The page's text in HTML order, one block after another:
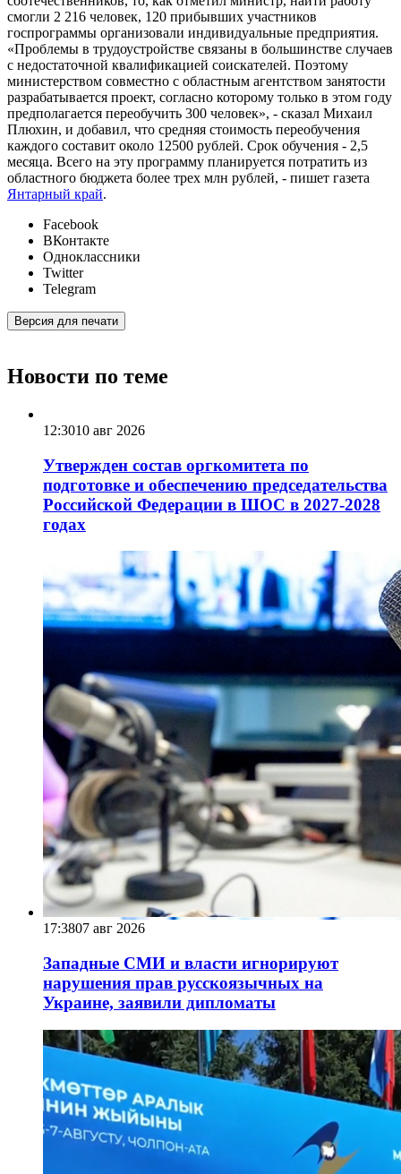
смогли 2 216 человек, 120 прибывших участников
госпрограммы организовали индивидуальные предприятия.
«Проблемы в трудоустройстве связаны в большинстве случаев
с недостаточной квалификацией соискателей. Поэтому
министерством совместно с областным агентством занятости
разрабатывается проект, согласно которому только в этом году
предполагается переобучить 300 человек», - сказал Михаил
Плюхин, и добавил, что средняя стоимость переобучения
каждого составит около 12500 рублей. Срок обучения - 2,5
месяца. Всего на эту программу планируется потратить из
областного бюджета более трех млн рублей, - пишет газета
Янтарный край.
Facebook
ВКонтакте
Одноклассники
Twitter
Telegram
Версия для печати
Новости по теме
12:3010 авг 2026
Утвержден состав оргкомитета по
подготовке и обеспечению председательства
Российской Федерации в ШОС в 2027-2028
годах
17:3807 авг 2026
Западные СМИ и власти игнорируют
нарушения прав русскоязычных на
Украине, заявили дипломаты